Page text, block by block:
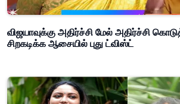
விஜயாவுக்கு அதிர்ச்சி மேல் அதிர்ச்சி
சிறகடிக்க ஆசையில் புது ட்விஸ்ட்